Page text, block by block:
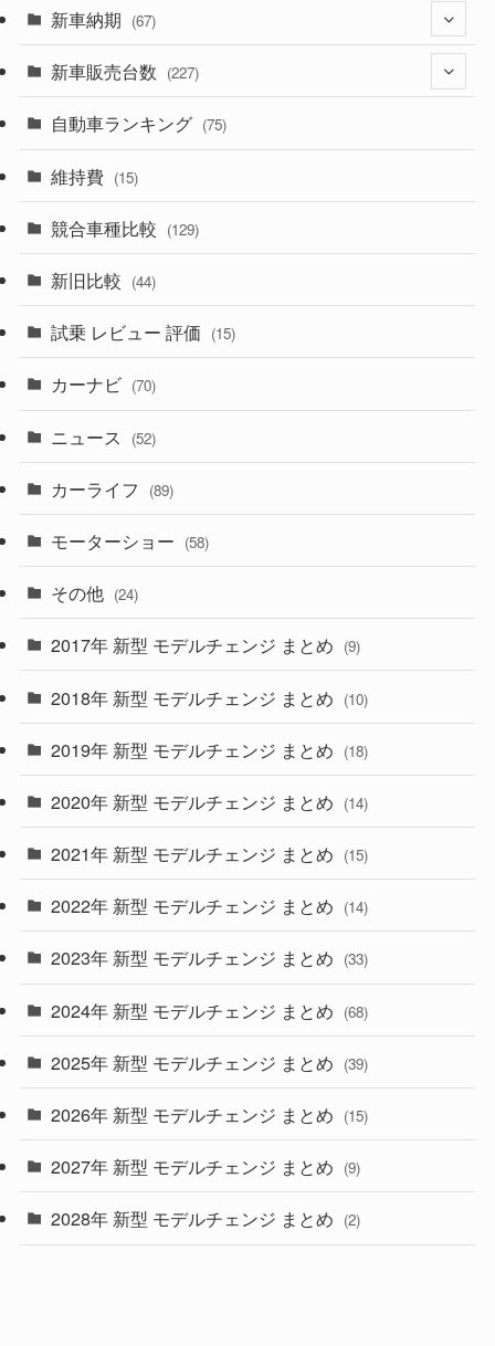
(329)
(526)
(357)
(328)
(194)
(230)
(253)
(242)
(85)
(84)
(14)
(222)
(50)
(43)
(6)
(9)
(30)
(27)
(58)
(28)
(27)
(26)
(10)
(35)
(10)
(9)
(22)
(4)
(9)
(4)
(1)
新車納期 (67)
(28)
(8)
(3)
(3)
(5)
(1)
新車販売台数 (227)
(21)
(5)
(7)
自動車ランキング (75)
維持費 (15)
競合車種比較 (129)
新旧比較 (44)
試乗 レビュー 評価 (15)
カーナビ (70)
ニュース (52)
カーライフ (89)
モーターショー (58)
その他 (24)
2017年 新型 モデルチェンジ まとめ (9)
2018年 新型 モデルチェンジ まとめ (10)
2019年 新型 モデルチェンジ まとめ (18)
2020年 新型 モデルチェンジ まとめ (14)
2021年 新型 モデルチェンジ まとめ (15)
2022年 新型 モデルチェンジ まとめ (14)
2023年 新型 モデルチェンジ まとめ (33)
2024年 新型 モデルチェンジ まとめ (68)
2025年 新型 モデルチェンジ まとめ (39)
2026年 新型 モデルチェンジ まとめ (15)
2027年 新型 モデルチェンジ まとめ (9)
2028年 新型 モデルチェンジ まとめ (2)